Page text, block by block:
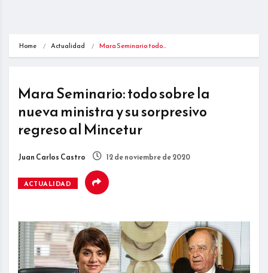
Home Actualidad Mara Seminario: todo…
Mara Seminario: todo sobre la
nueva ministra y su sorpresivo
regreso al Mincetur
Juan Carlos Castro 12 de noviembre de 2020
ACTUALIDAD